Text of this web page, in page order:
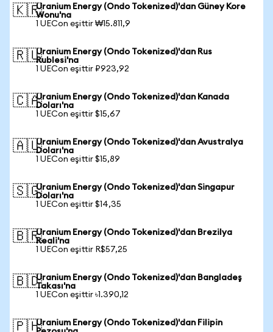
🇰🇷Uranium Energy (Ondo Tokenized)'dan Güney Kore
Wonu'na
1 UECon eşittir ₩15.811,9
🇷🇺Uranium Energy (Ondo Tokenized)'dan Rus
Rublesi'na
1 UECon eşittir ₽923,92
🇨🇦Uranium Energy (Ondo Tokenized)'dan Kanada
Doları'na
1 UECon eşittir $15,67
🇦🇺Uranium Energy (Ondo Tokenized)'dan Avustralya
Doları'na
1 UECon eşittir $15,89
🇸🇬Uranium Energy (Ondo Tokenized)'dan Singapur
Doları'na
1 UECon eşittir $14,35
🇧🇷Uranium Energy (Ondo Tokenized)'dan Brezilya
Reali'na
1 UECon eşittir R$57,25
🇧🇩Uranium Energy (Ondo Tokenized)'dan Bangladeş
Takası'na
1 UECon eşittir ৳1.390,12
🇵🇭Uranium Energy (Ondo Tokenized)'dan Filipin